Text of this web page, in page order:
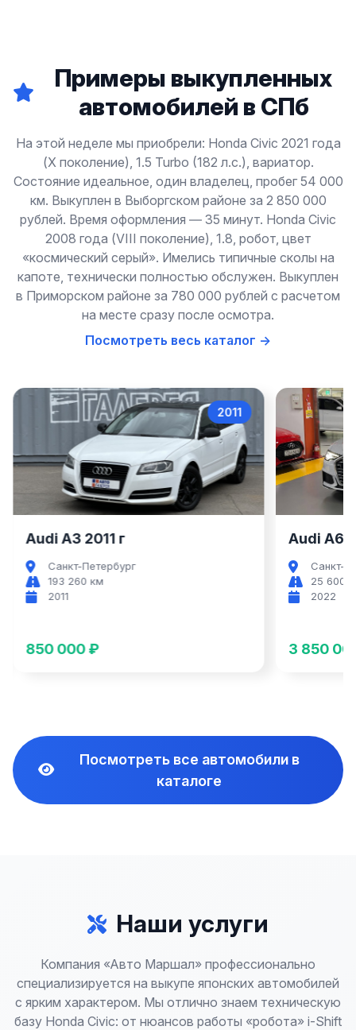
Примеры выкупленных
автомобилей в СПб
На этой неделе мы приобрели: Honda Civic 2021 года
(X поколение), 1.5 Turbo (182 л.с.), вариатор.
Состояние идеальное, один владелец, пробег 54 000
км. Выкуплен в Выборгском районе за 2 850 000
рублей. Время оформления — 35 минут. Honda Civic
2008 года (VIII поколение), 1.8, робот, цвет
«космический серый». Имелись типичные сколы на
капоте, технически полностью обслужен. Выкуплен
в Приморском районе за 780 000 рублей с расчетом
на месте сразу после осмотра.
Посмотреть весь каталог →
Audi A3
2011
Audi A3 2011 г
Санкт-Петербург
193 260 км
2011
850 000 ₽
Audi A6
Санкт-
25 600 км
2022
3 850 000 ₽
Посмотреть все автомобили в
каталоге
Наши услуги
Компания «Авто Маршал» профессионально
специализируется на выкупе японских автомобилей
с ярким характером. Мы отлично знаем техническую
базу Honda Civic: от нюансов работы «робота» i-Shift